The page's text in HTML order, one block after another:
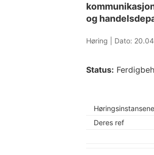
og
Høring | Dato:
Status:
Høringsinstansene
Deres ref